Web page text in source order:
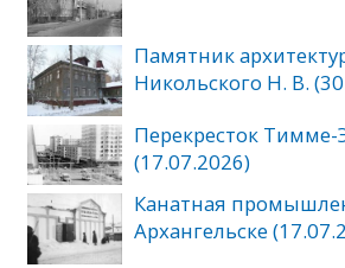
Памятник
Никольского Н. В.
Перекресток Тимме-
(17.07.2026)
Канатная
Архангельске